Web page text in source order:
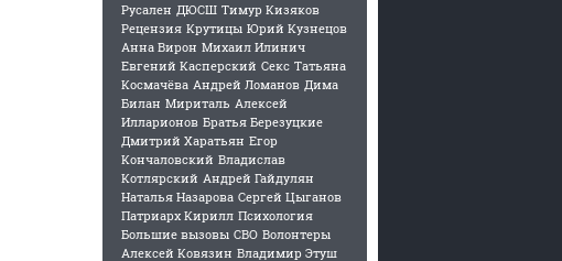
Русален ДЮСШ Тимур Кизяков
Рецензия Крутицы Юрий Кузнецов
Анна Вирон Михаил Илинич
Евгений Касперский Секс Татьяна
Космачёва Андрей Ломанов Дима
Билан Мириталь Алексей
Илларионов Братья Березуцкие
Дмитрий Харатьян Егор
Кончаловский Владислав
Котлярский Андрей Гайдулян
Наталья Назарова Сергей Цыганов
Патриарх Кирилл Психология
Большие вызовы СВО Волонтеры
Алексей Ковязин Владимир Этуш